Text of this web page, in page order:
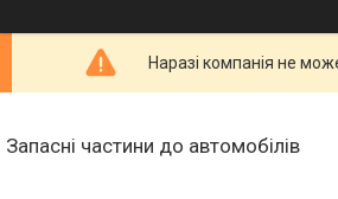
Наразі компанія не
Запасні частини до автомобілів